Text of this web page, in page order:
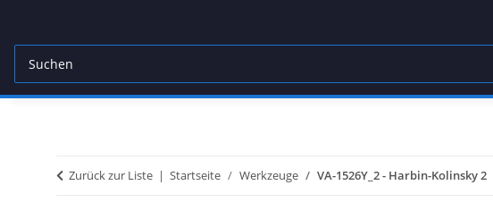
Zurück zur Liste Startseite Werkzeuge VA-1526Y_2 - Harbin-Kolinsky 2